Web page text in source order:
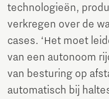
technologieën,
verkregen over de
cases. ‘Het moet
van een autonoom
van besturing op
automatisch bij